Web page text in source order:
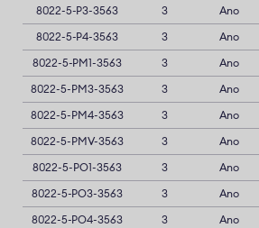
8022-5-P3-3563 3 Ano
8022-5-P4-3563
3 Ano
8022-5-PM1-3563
3 Ano
8022-5-PM3-3563
3 Ano
8022-5-PM4-3563
3 Ano
8022-5-PMV-3563
3 Ano
8022-5-PO1-3563
3 Ano
8022-5-PO3-3563
3 Ano
8022-5-PO4-3563
3 Ano